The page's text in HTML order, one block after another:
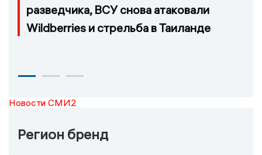
разведчика, ВСУ снова атаковали
Wildberries и стрельба в Таиланде
Новости СМИ2
Регион бренд